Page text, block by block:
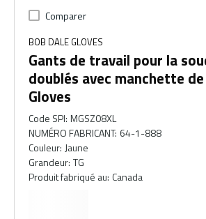
Comparer
BOB DALE GLOVES
Gants de travail pour la
doublés avec manchette
Gloves
Code SPI: MGSZ08XL
NUMÉRO FABRICANT: 64-1-888
Couleur: Jaune
Grandeur: TG
Produit fabriqué au: Canada